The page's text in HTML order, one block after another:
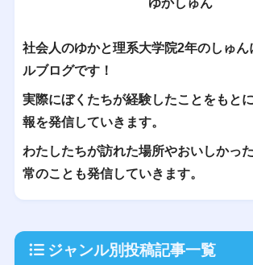
ゆかしゅん
社会人のゆかと理系大学院2年のしゅん
ルブログです！
実際にぼくたちが経験したことをもと
報を発信していきます。
わたしたちが訪れた場所やおいしかっ
常のことも発信していきます。
ジャンル別投稿記事一覧